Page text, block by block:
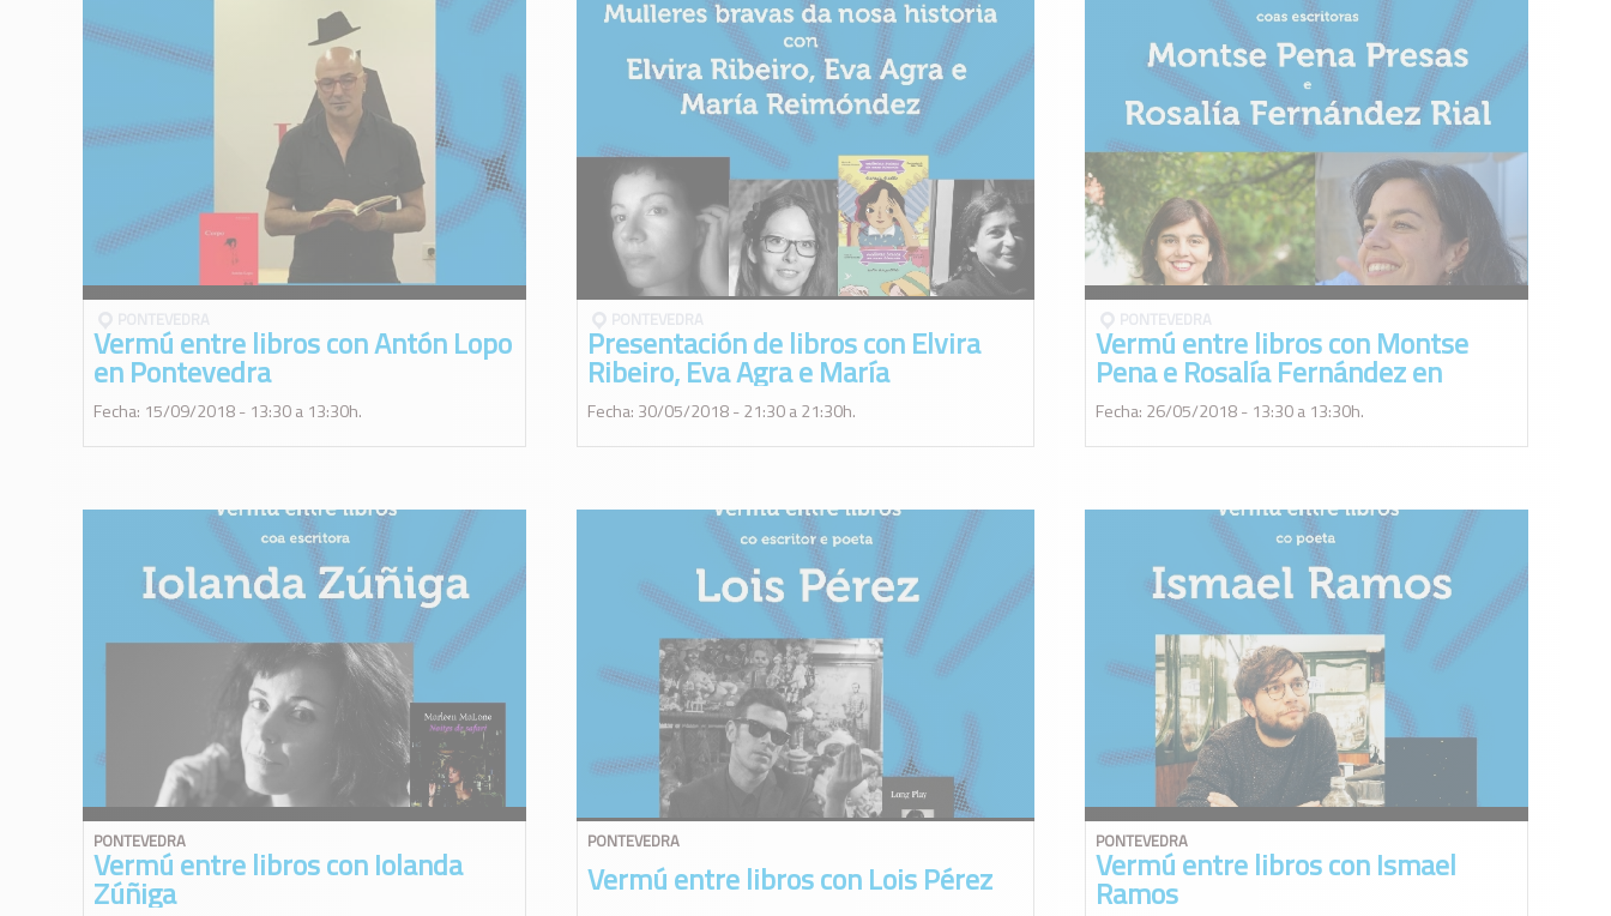
Vermú entre libros con Antón Lopo
en Pontevedra
Fecha: 15/09/2018 - 13:30 a 13:30h.
PONTEVEDRA
Presentación de libros con Elvira
Ribeiro, Eva Agra e María
Reimóndez en Pontevedra
Fecha: 30/05/2018 - 21:30 a 21:30h.
PONTEVEDRA
Vermú entre libros con Montse
Pena e Rosalía Fernández en
Pontevedra
Fecha: 26/05/2018 - 13:30 a 13:30h.
PONTEVEDRA
Vermú entre libros con Iolanda
Zúñiga
PONTEVEDRA
Vermú entre libros con Lois Pérez
PONTEVEDRA
Vermú entre libros con Ismael
Ramos